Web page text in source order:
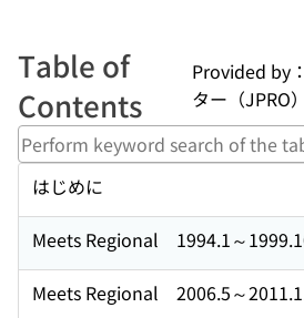
Table of
Contents
Provided by
ター（JPRO）
はじめに
Meets Regional 1994.1～
Meets Regional 2006.5～